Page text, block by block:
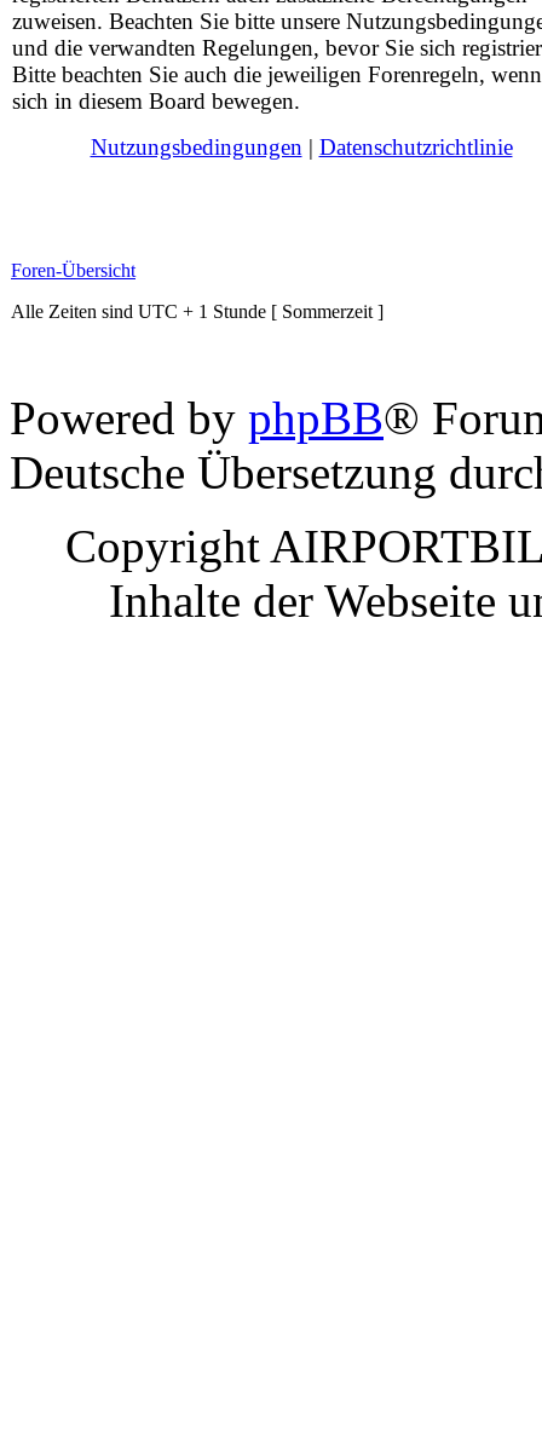
zuweisen. Beachten Sie bitte unsere
und die verwandten Regelungen, bevor Sie sich
Bitte beachten Sie auch die jeweiligen Forenregeln,
sich in diesem Board bewegen.
Nutzungsbedingungen | Datenschutzrichtlinie
Foren-Übersicht
Alle Zeiten sind UTC + 1 Stunde [ Sommerzeit ]
Powered by phpBB®
Deutsche Übersetzung
Copyright
Inhalte der Webseite